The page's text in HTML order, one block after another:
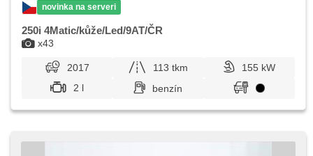
x43
novinka na serveri
250i 4Matic/kůže/Led/9AT/ČR
2017 113 tkm
155 kW
2 l
benzín